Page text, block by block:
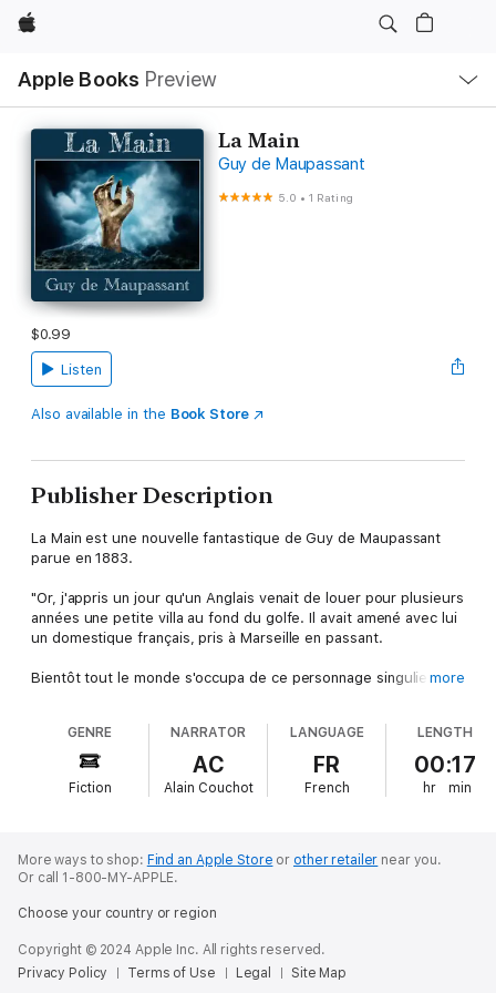
Apple
Apple Books Preview
Nav
Open
Menu
La Main
Guy de Maupassant
5.0 •1 Rating
$0.99
Listen
Also available in the Book Store
Publisher Description
La Main est une nouvelle fantastique de Guy de Maupassant
parue en 1883.
"Or, j'appris un jour qu'un Anglais venait de louer pour plusieurs
années une petite villa au fond du golfe. Il avait amené avec lui
un domestique français, pris à Marseille en passant.
Bientôt tout le monde s'occupa de ce personnage singulier, qui
et, chaque matin, s'exerçait pendant une heure ou deux, à tirer
au pistolet et à la carabine.
Des légendes se firent autour de lui. On prétendit que c'était
un crime épouvantable. On citait même des circonstances
particulièrement horribles."
more
GENRE
Fiction
NARRATOR
AC
Alain Couchot
LANGUAGE
FR
French
LENGTH
00:17
hr min
More ways to shop: Find an Apple Store or other retailer near you.
Or call 1-800-MY-APPLE.
Choose your country or region
Copyright © 2024 Apple Inc. All rights reserved.
Privacy Policy
Terms of Use Legal Site Map